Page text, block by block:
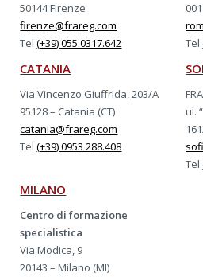
50144 Firenze
firenze@frareg.com
Tel(+39) 055.0317.642
Tel
CATANIA
Via Vincenzo Giuffrida, 203/A
95128 – Catania (CT)
catania@frareg.com
Tel(+39) 0953 288.408
ul.
Tel
MILANO
Centro di formazione
specialistica
Via Modica, 9
20143 – Milano (MI)